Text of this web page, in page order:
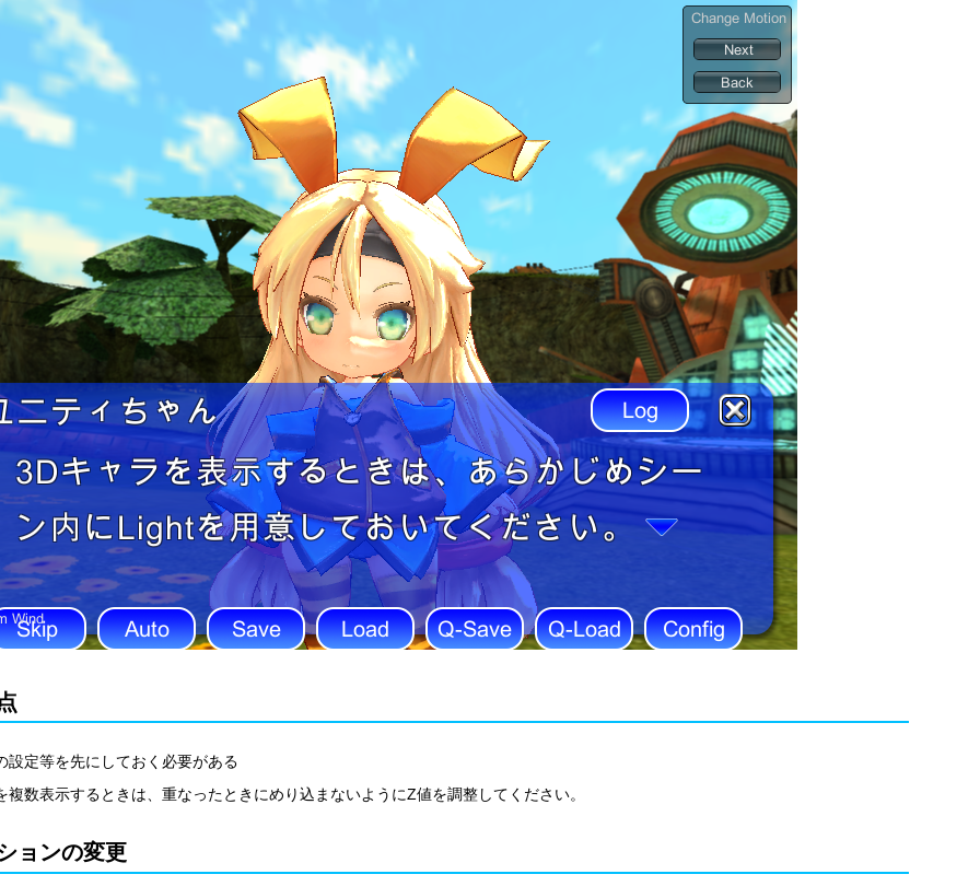
設定等を先にしておく必要がある
複数表示するときは、重なったときにめり込まないようにZ値を調整してください。
ョンの変更